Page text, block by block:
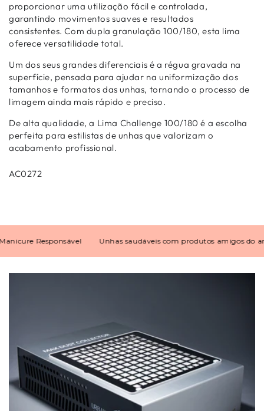
proporcionar uma utilização fácil e controlada,
garantindo movimentos suaves e resultados
consistentes. Com dupla granulação 100/180, esta lima
oferece versatilidade total.
Um dos seus grandes diferenciais é a régua gravada na
superfície, pensada para ajudar na uniformização dos
tamanhos e formatos das unhas, tornando o processo de
limagem ainda mais rápido e preciso.
De alta qualidade, a Lima Challenge 100/180 é a escolha
perfeita para estilistas de unhas que valorizam o
acabamento profissional.
AC0272
Responsável Unhas saudáveis com produtos amigos do